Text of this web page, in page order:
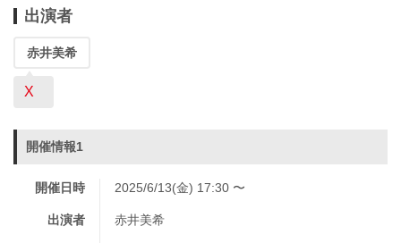
出演者
赤井美希
X
開催情報1
開催日時 2025/6/13(金) 17:30 〜
出演者 赤井美希